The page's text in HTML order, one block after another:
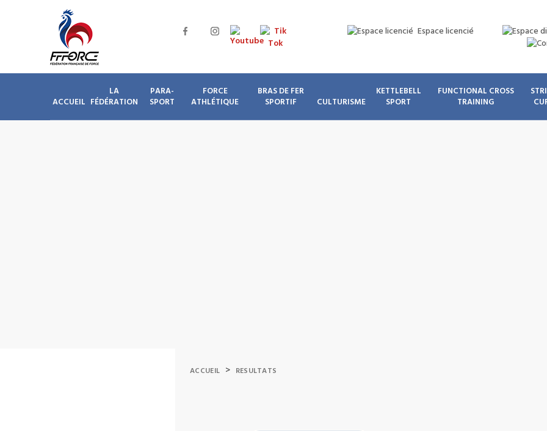
Espace licencié
ACCUEIL
LA
FÉDÉRATION
PARA-
SPORT
FORCE
ATHLÉTIQUE
BRAS DE FER
SPORTIF
CULTURISME
KETTLEBELL
SPORT
FUNCTIONAL CROSS
TRAINING
ACCUEIL > RESULTATS